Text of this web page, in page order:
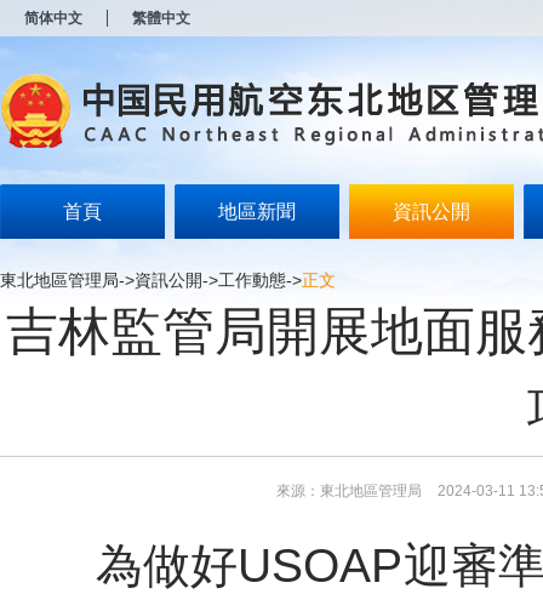
简体中文 繁體中文
首頁 地區新聞 資訊公開
東北地區管理局->資訊公開->工作動態->正文
吉林監管局開展地面
來源：東北地區管理局 2024-03-11
為做好USOAP迎審準
开
无
障
说
按
Alt
加
波
浪